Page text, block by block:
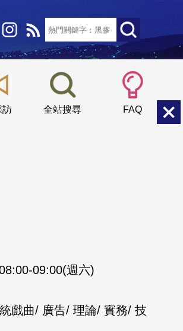
訪 全站搜尋 FAQ
小 中
09:00(週六)
戲曲/ 廣告/ 理論/ 實務/ 技